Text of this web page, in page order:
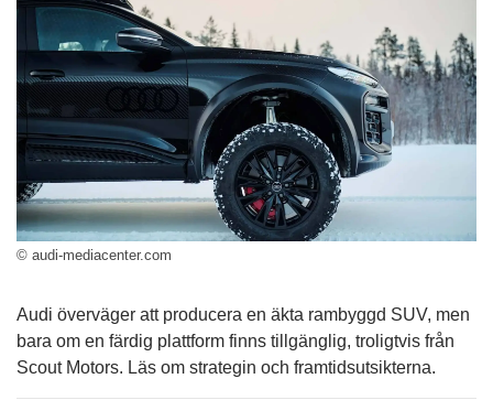
© audi-mediacenter.com
Audi överväger att producera en äkta rambyggd SUV, men
bara om en färdig plattform finns tillgänglig, troligtvis från
Scout Motors. Läs om strategin och framtidsutsikterna.